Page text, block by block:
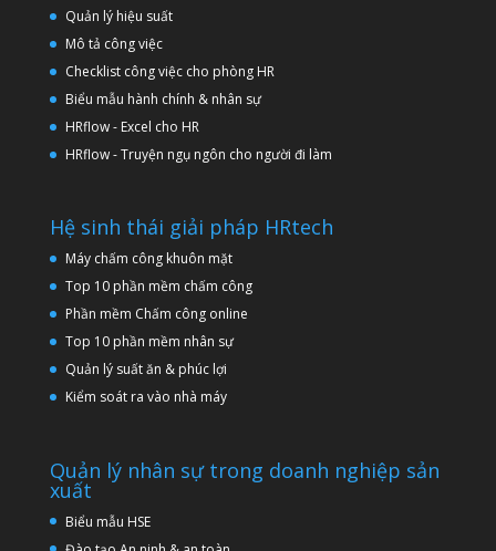
Quản lý hiệu suất
Mô tả công việc
Checklist công việc cho phòng HR
Biểu mẫu hành chính & nhân sự
HRflow - Excel cho HR
HRflow - Truyện ngụ ngôn cho người đi làm
Hệ sinh thái giải pháp HRtech
Máy chấm công khuôn mặt
Top 10 phần mềm chấm công
Phần mềm Chấm công online
Top 10 phần mềm nhân sự
Quản lý suất ăn & phúc lợi
Kiểm soát ra vào nhà máy
Quản lý nhân sự trong doanh nghiệp sản
xuất
Biểu mẫu HSE